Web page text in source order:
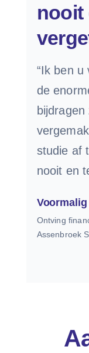
nooit
“Ik ben u
de
studie af
nooit en
Ontving
Assenbroek